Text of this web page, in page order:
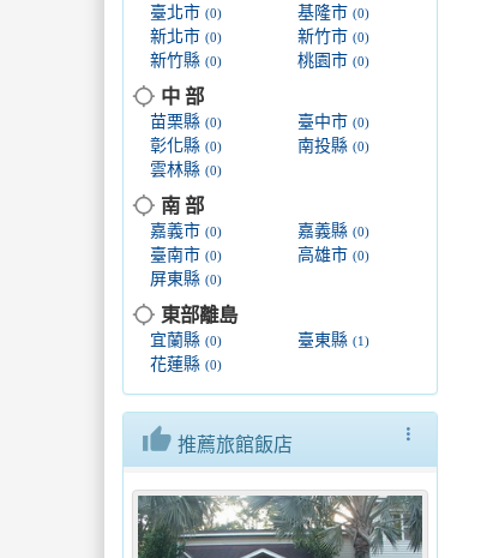
臺北市 (0) 基隆市(0)
新北市 (0) 新竹市(0)
新竹縣 (0) 桃園市(0)
location_searching 中 部
苗栗縣 (0) 臺中市(0)
彰化縣 (0) 南投縣(0)
雲林縣 (0)
location_searching 南 部
嘉義市 (0) 嘉義縣(0)
臺南市 (0) 高雄市(0)
屏東縣 (0)
location_searching 東部離島
宜蘭縣 (0) 臺東縣(1)
花蓮縣 (0)
more_vert
thumb_up 推薦旅館飯店